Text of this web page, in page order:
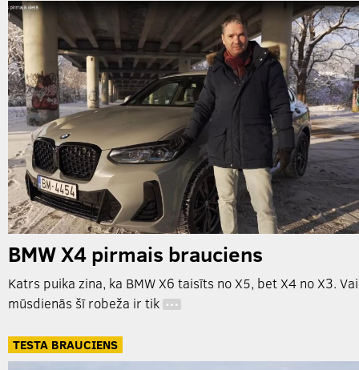
BMW X4 pirmais brauciens
Katrs puika zina, ka BMW X6 taisīts no X5, bet X4 no X3. Vai
mūsdienās šī robeža ir tik …
TESTA BRAUCIENS